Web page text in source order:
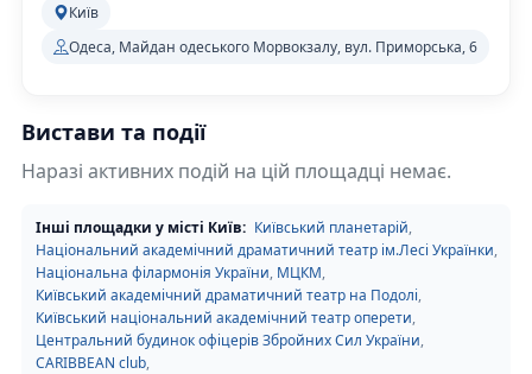
Київ
Одеса, Майдан одеського Морвокзалу, вул. Приморська, 6
Вистави та події
Наразі активних подій на цій площадці немає.
Інші площадки у місті Київ: Київський планетарій,
Національний академічний драматичний театр ім.Лесі Українки,
Національна філармонія України, МЦКМ,
Київський академічний драматичний театр на Подолі,
Київський національний академічний театр оперети,
Центральний будинок офіцерів Збройних Сил України,
CARIBBEAN club,